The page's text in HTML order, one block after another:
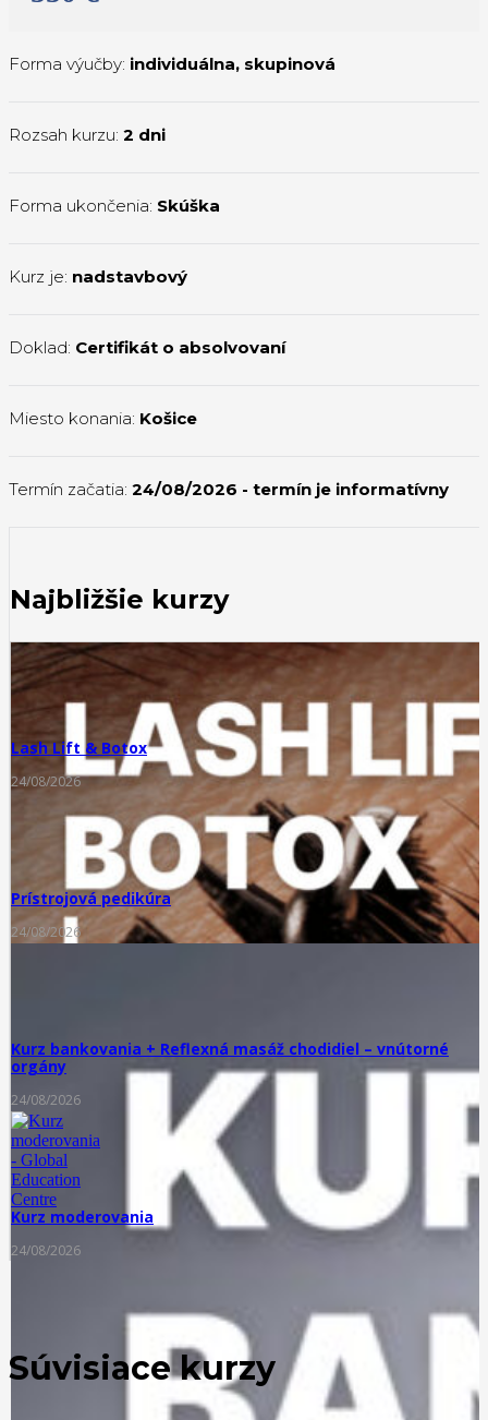
Forma výučby: individuálna, skupinová
Rozsah kurzu: 2 dni
Forma ukončenia: Skúška
Kurz je: nadstavbový
Doklad: Certifikát o absolvovaní
Miesto konania: Košice
Termín začatia: 24/08/2026 - termín je informatívny
Najbližšie kurzy
Lash Lift & Botox
24/08/2026
Prístrojová pedikúra
24/08/2026
Kurz bankovania + Reflexná masáž chodidiel – vnútorné
orgány
24/08/2026
Kurz moderovania
24/08/2026
Súvisiace kurzy